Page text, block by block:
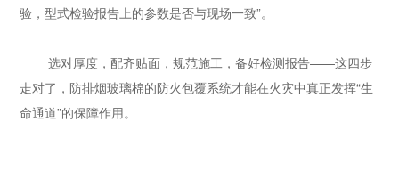
验，型式检验报告上的参数是否与现场一致”。
选对厚度，配齐贴面，规范施工，备好检测报告——这四步
走对了，防排烟玻璃棉的防火包覆系统才能在火灾中真正发挥“生
命通道”的保障作用。